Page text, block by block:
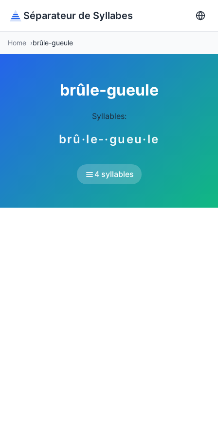
Séparateur de Syllabes
Home brûle-gueule
brûle-gueule
Syllables:
brû·le-·gueu·le
4 syllables